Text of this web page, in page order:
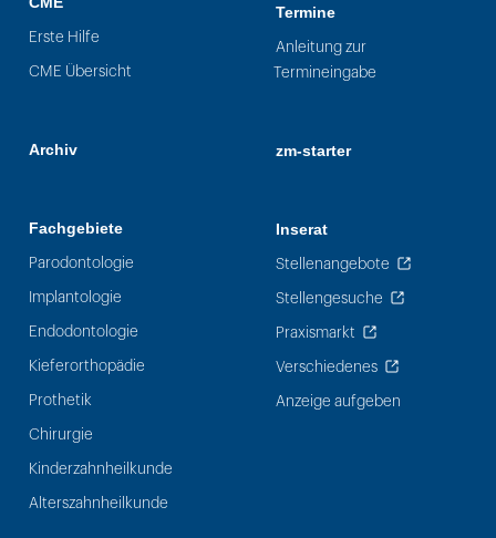
Erste Hilfe
CME Übersicht
Archiv
Fachgebiete
Parodontologie
Implantologie
Endodontologie
Kieferorthopädie
Prothetik
Chirurgie
Kinderzahnheilkunde
Alterszahnheilkunde
Termine
Anleitung zur
Termineingabe
zm-starter
Inserat
Stellenangebote
Stellengesuche
Praxismarkt
Verschiedenes
Anzeige aufgeben